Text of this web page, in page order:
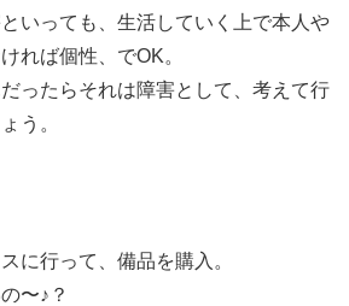
いっても、生活していく上で本人や
れば個性、でOK。
ったらそれは障害として、考えて行
う。
に行って、備品を購入。
〜♪？